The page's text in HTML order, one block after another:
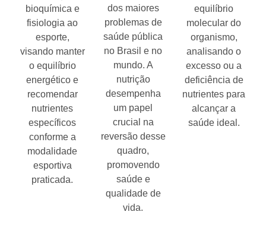
bioquímica e
fisiologia ao
esporte,
visando manter
o equilíbrio
energético e
recomendar
nutrientes
específicos
conforme a
modalidade
esportiva
praticada.
dos maiores
problemas de
saúde pública
no Brasil e no
mundo. A
nutrição
desempenha
um papel
crucial na
reversão desse
quadro,
promovendo
saúde e
qualidade de
vida.
equilíbrio
molecular do
organismo,
analisando o
excesso ou a
deficiência de
nutrientes para
alcançar a
saúde ideal.